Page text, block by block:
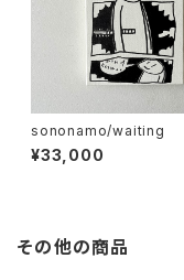
sononamo/waiting
¥33,000
その他の商品